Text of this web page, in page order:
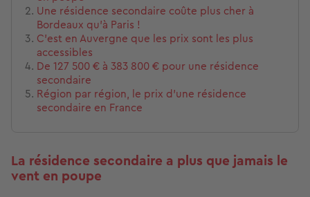
Une résidence secondaire coûte plus cher à
Bordeaux qu’à Paris !
C’est en Auvergne que les prix sont les plus
accessibles
De 127 500 € à 383 800 € pour une résidence
secondaire
Région par région, le prix d’une résidence
secondaire en France
La résidence secondaire a plus que jamais le
vent en poupe